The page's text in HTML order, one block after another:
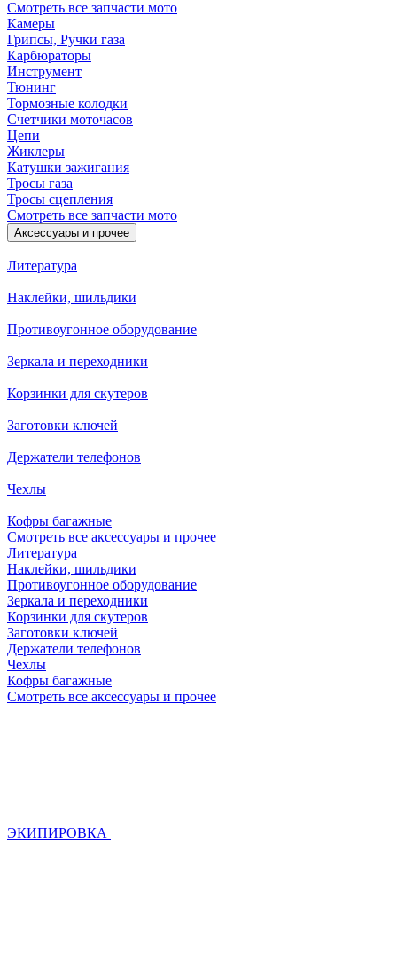
Смотреть все запчасти мото
Камеры
Грипсы, Ручки газа
Карбюраторы
Инструмент
Тюнинг
Тормозные колодки
Счетчики моточасов
Цепи
Жиклеры
Катушки зажигания
Тросы газа
Тросы сцепления
Смотреть все запчасти мото
Аксессуары и прочее
Литература
Наклейки, шильдики
Противоугонное оборудование
Зеркала и переходники
Корзинки для скутеров
Заготовки ключей
Держатели телефонов
Чехлы
Кофры багажные
Смотреть все аксессуары и прочее
Литература
Наклейки, шильдики
Противоугонное оборудование
Зеркала и переходники
Корзинки для скутеров
Заготовки ключей
Держатели телефонов
Чехлы
Кофры багажные
Смотреть все аксессуары и прочее
ЭКИПИРОВКА